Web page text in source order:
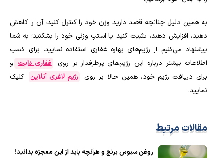
به همین دلیل چنانچه قصد دارید وزن خود را کنترل کنید، آن را کاهش
دهید، افزایش دهید، تثبیت کنید یا استپ وزنی خود را بشکنید؛ به شما
پیشنهاد می‌کنیم از رژیم‌های بهاره غفاری استفاده نمایید. برای کسب
اطلاعات بیشتر درباره این رژیم‌های پرطرفدار بر روی غفاری دایت و
برای دریافت رژیم خود، همین حالا بر روی رژیم لاغری آنلاین
کلیک
نمایید.
مقالات مرتبط
روغن سبوس ‌برنج و هرآنچه باید از این معجزه بدانید!